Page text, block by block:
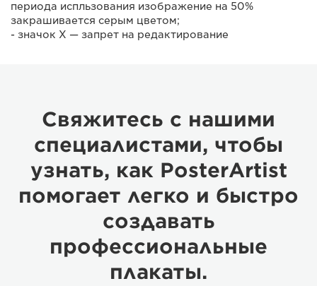
периода испльзования изображение на 50%
закрашивается серым цветом;
- значок X — запрет на редактирование
Свяжитесь с нашими
специалистами, чтобы
узнать, как PosterArtist
помогает легко и быстро
создавать
профессиональные
плакаты.